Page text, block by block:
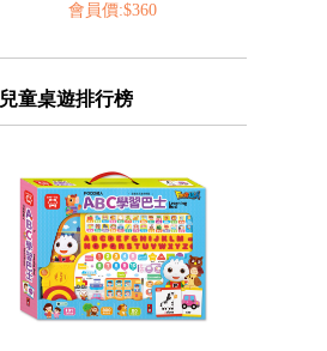
會員價:$435
兒童桌遊排行榜